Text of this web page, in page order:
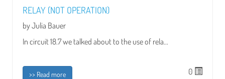
RELAY (NOT OPERATION)
by Julia Bauer
In circuit 18.7 we talked about to the use of rela...
>> Read more 0